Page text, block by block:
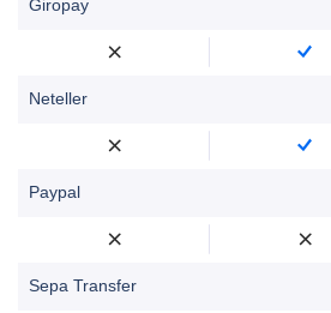
Giropay
Neteller
Paypal
Sepa Transfer